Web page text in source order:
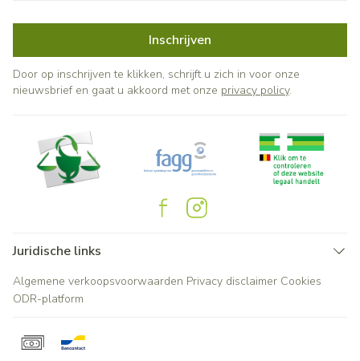
Inschrijven
Door op inschrijven te klikken, schrijft u zich in voor onze
nieuwsbrief en gaat u akkoord met onze privacy policy.
Juridische links
Algemene verkoopsvoorwaarden Privacy disclaimer Cookies
ODR-platform